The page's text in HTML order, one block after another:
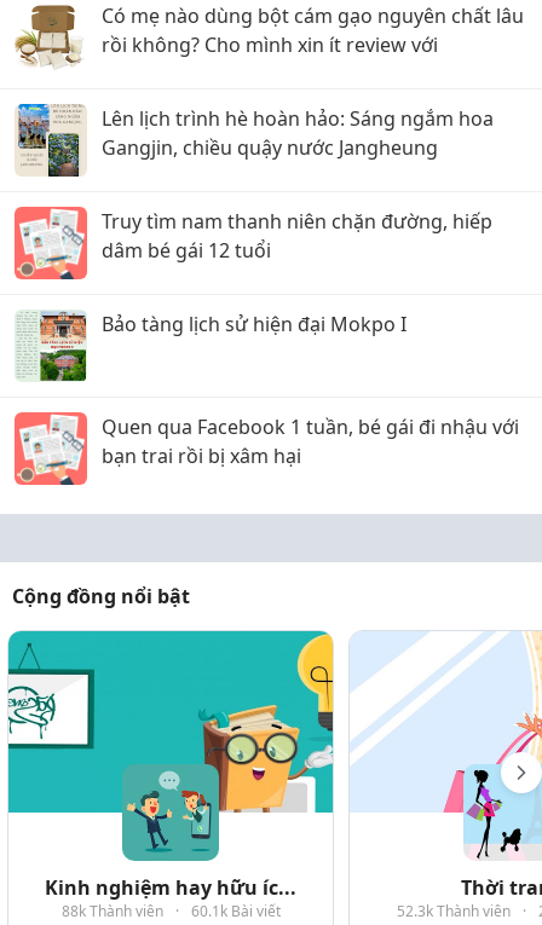
Có mẹ nào dùng bột cám gạo nguyên chất lâu
rồi không? Cho mình xin ít review với
Lên lịch trình hè hoàn hảo: Sáng ngắm hoa
Gangjin, chiều quậy nước Jangheung
Truy tìm nam thanh niên chặn đường, hiếp
dâm bé gái 12 tuổi
Bảo tàng lịch sử hiện đại Mokpo I
Quen qua Facebook 1 tuần, bé gái đi nhậu với
bạn trai rồi bị xâm hại
Cộng đồng nổi bật
Kinh nghiệm hay hữu íc...
88k Thành viên · 60.1k Bài viết
Thời
52.3k Thành viên ·